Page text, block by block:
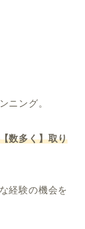
ニング。
数多く】取り
経験の機会を